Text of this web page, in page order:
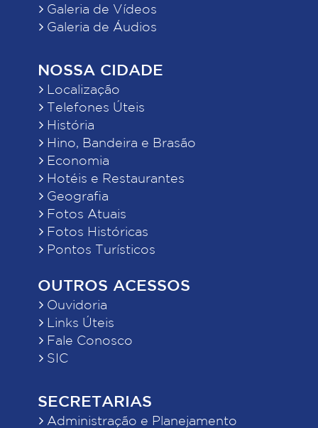
Galeria de Vídeos
Galeria de Áudios
NOSSA CIDADE
Localização
Telefones Úteis
História
Hino, Bandeira e Brasão
Economia
Hotéis e Restaurantes
Geografia
Fotos Atuais
Fotos Históricas
Pontos Turísticos
OUTROS ACESSOS
Ouvidoria
Links Úteis
Fale Conosco
SIC
SECRETARIAS
Administração e Planejamento